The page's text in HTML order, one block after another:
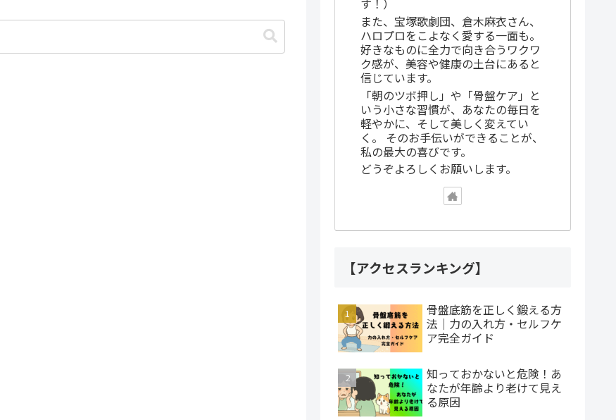
す！）
また、宝塚歌劇団、倉木麻衣さん、
ハロプロをこよなく愛する一面も。
好きなものに全力で向き合うワクワ
ク感が、美容や健康の土台にあると
信じています。
「朝のツボ押し」や「骨盤ケア」と
いう小さな習慣が、あなたの毎日を
軽やかに、そして美しく変えてい
く。 そのお手伝いができることが、
私の最大の喜びです。
どうぞよろしくお願いします。
【アクセスランキング】
骨盤底筋を正しく鍛える方
法｜力の入れ方・セルフケ
ア完全ガイド
知っておかないと危険！あ
なたが年齢より老けて見え
る原因